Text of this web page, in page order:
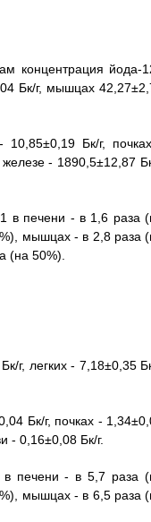
концентрация йода-
Бк/г, мышцах
Бк/г,
- 1890,5±12,87
в печени - в 1,6 раза
мышцах - в 2,8 раза
(на 50%).
г, легких - 7,18±0,35
Бк/г, почках -
- 0,16±0,08 Бк/г.
в печени - в 5,7 раза
мышцах - в 6,5 раза